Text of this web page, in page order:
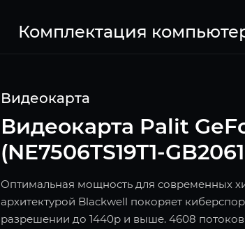
Комплектация
Видеокарта
Видеокарта Palit
(NE7506TS19T1-
Оптимальная мощность для современных
архитектурой Blackwell покоряет
разрешении до 1440p и выше. 4608